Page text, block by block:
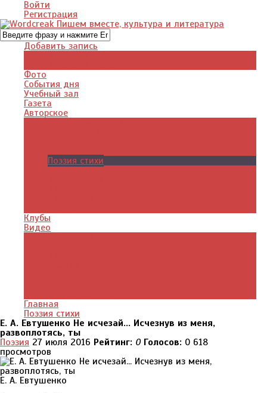
Войти
Регистрация
Добавить запись
Фото
События дня
Учебный зал
Газета
Авторское
Поэзия стихи
Проза, книги
Клубы
Видео
Главная
Поэзия стихи
Е. А. Евтушенко Не исчезай... Исчезнув из меня,
развоплотясь, ты
Поэзия 27 июля 2016 Рейтинг: 0 Голосов: 0 618
просмотров
Е. А. Евтушенко